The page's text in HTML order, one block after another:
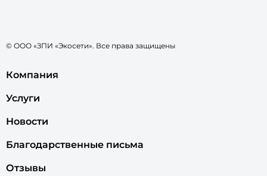
© ООО «ЗПИ «Экосети». Все права защищены
Компания
Услуги
Новости
Благодарственные письма
Отзывы